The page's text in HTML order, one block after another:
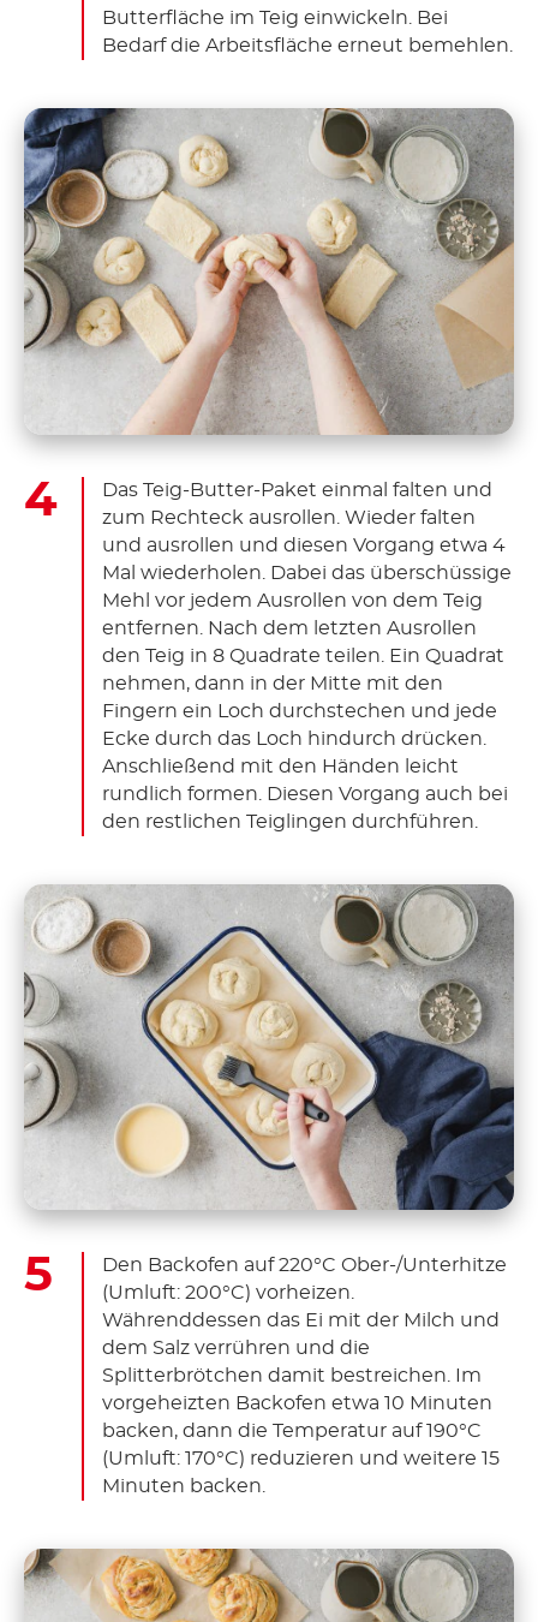
Butterfläche im Teig einwickeln. Bei
Bedarf die Arbeitsfläche erneut bemehlen.
Das Teig-Butter-Paket einmal falten und
zum Rechteck ausrollen. Wieder falten
und ausrollen und diesen Vorgang etwa 4
Mal wiederholen. Dabei das überschüssige
Mehl vor jedem Ausrollen von dem Teig
entfernen. Nach dem letzten Ausrollen
den Teig in 8 Quadrate teilen. Ein Quadrat
nehmen, dann in der Mitte mit den
Fingern ein Loch durchstechen und jede
Ecke durch das Loch hindurch drücken.
Anschließend mit den Händen leicht
rundlich formen. Diesen Vorgang auch bei
den restlichen Teiglingen durchführen.
Den Backofen auf 220°C Ober-/Unterhitze
(Umluft: 200°C) vorheizen.
Währenddessen das Ei mit der Milch und
dem Salz verrühren und die
Splitterbrötchen damit bestreichen. Im
vorgeheizten Backofen etwa 10 Minuten
backen, dann die Temperatur auf 190°C
(Umluft: 170°C) reduzieren und weitere 15
Minuten backen.